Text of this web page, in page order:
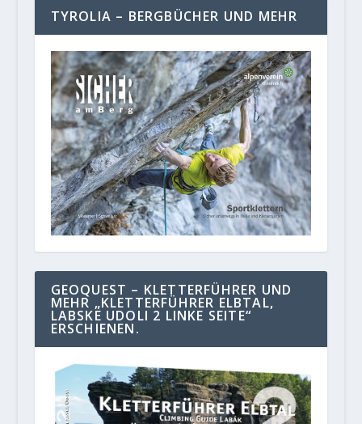
TYROLIA – BERGBÜCHER UND MEHR
GEOQUEST – KLETTERFÜHRER UND
MEHR „KLETTERFÜHRER ELBTAL,
LABSKE UDOLI 2 LINKE SEITE“
ERSCHIENEN.